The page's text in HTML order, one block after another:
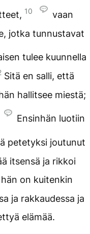
10
vaan
jotka tunnustavat
tulee kuunnella
Sitä en salli, että
hallitsee miestä;
Ensinhän luotiin
petetyksi joutunut
itsensä ja rikkoi
on kuitenkin
ja rakkaudessa ja
elämää.